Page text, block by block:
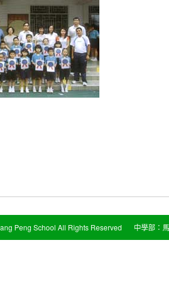
Peng School All Rights Reserved 中學部：